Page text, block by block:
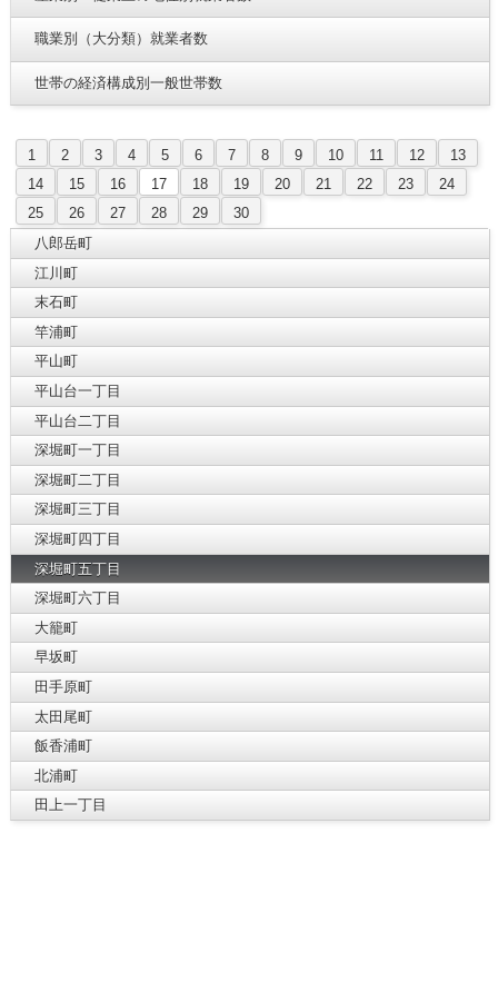
職業別（大分類）就業者数
世帯の経済構成別一般世帯数
1 2 3 4 5 6 7 8 9 10 11 12
13
14
15 16 17 18 19 20 21 22 23
24
25
26 27 28 29
30
八郎岳町
江川町
末石町
竿浦町
平山町
平山台一丁目
平山台二丁目
深堀町一丁目
深堀町二丁目
深堀町三丁目
深堀町四丁目
深堀町五丁目
深堀町六丁目
大籠町
早坂町
田手原町
太田尾町
飯香浦町
北浦町
田上一丁目